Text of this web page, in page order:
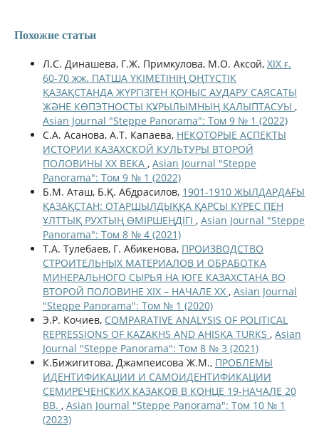
Похожие статьи
Л.С. Динашева, Г.Ж. Примкулова, М.О. Аксой, XIX ғ.
60-70 жж. ПАТША ҮКІМЕТІНІҢ ОҢТҮСТІК
ҚАЗАҚСТАНДА ЖҮРГІЗГЕН ҚОНЫС АУДАРУ САЯСАТЫ
ЖӘНЕ КӨПЭТНОСТЫ ҚҰРЫЛЫМНЫҢ ҚАЛЫПТАСУЫ ,
Asian Journal "Steppe Panorama": Том 9 № 1 (2022)
С.А. Асанова, А.Т. Капаева, НЕКОТОРЫЕ АСПЕКТЫ
ИСТОРИИ КАЗАХСКОЙ КУЛЬТУРЫ ВТОРОЙ
ПОЛОВИНЫ ХХ ВЕКА , Asian Journal "Steppe
Panorama": Том 9 № 1 (2022)
Б.М. Аташ, Б.Қ. Абдрасилов, 1901-1910 ЖЫЛДАРДАҒЫ
ҚАЗАҚСТАН: ОТАРШЫЛДЫҚҚА ҚАРСЫ КҮРЕС ПЕН
ҰЛТТЫҚ РУХТЫҢ ӨМІРШЕҢДІГІ , Asian Journal "Steppe
Panorama": Том 8 № 4 (2021)
Т.А. Тулебаев, Г. Абикенова, ПРОИЗВОДСТВО
СТРОИТЕЛЬНЫХ МАТЕРИАЛОВ И ОБРАБОТКА
МИНЕРАЛЬНОГО СЫРЬЯ НА ЮГЕ КАЗАХСТАНА ВО
ВТОРОЙ ПОЛОВИНЕ ХІХ – НАЧАЛЕ ХХ , Asian Journal
"Steppe Panorama": Том № 1 (2020)
Э.Р. Кочиев, COMPARATIVE ANALYSIS OF POLITICAL
REPRESSIONS OF KAZAKHS AND AHISKA TURKS , Asian
Journal "Steppe Panorama": Том 8 № 3 (2021)
К.Бижигитова, Джампеисова Ж.М., ПРОБЛЕМЫ
ИДЕНТИФИКАЦИИ И САМОИДЕНТИФИКАЦИИ
СЕМИРЕЧЕНСКИХ КАЗАКОВ В КОНЦЕ 19-НАЧАЛЕ 20
ВВ. , Asian Journal "Steppe Panorama": Том 10 № 1
(2023)